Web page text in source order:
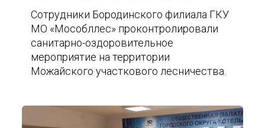
Сотрудники Бородинского филиала ГКУ
МО «Мособллес» проконтролировали
санитарно-оздоровительное
мероприятие на территории
Можайского участкового лесничества.